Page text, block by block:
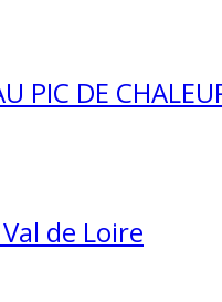
PIC DE
de Loire